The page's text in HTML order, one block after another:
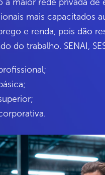
mais capacitados
e renda, pois dão
do trabalho. SENAI,